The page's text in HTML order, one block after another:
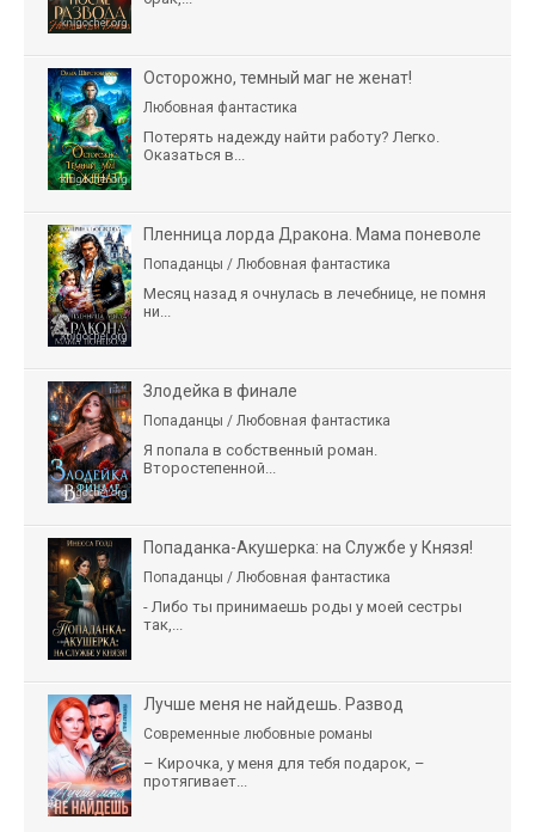
Осторожно, темный маг не женат!
Любовная фантастика
Потерять надежду найти работу? Легко.
Оказаться в...
Пленница лорда Дракона. Мама поневоле
Попаданцы / Любовная фантастика
Месяц назад я очнулась в лечебнице, не помня
ни...
Злодейка в финале
Попаданцы / Любовная фантастика
Я попала в собственный роман.
Второстепенной...
Попаданка-Акушерка: на Службе у Князя!
Попаданцы / Любовная фантастика
- Либо ты принимаешь роды у моей сестры
так,...
Лучше меня не найдешь. Развод
Современные любовные романы
– Кирочка, у меня для тебя подарок, –
протягивает...